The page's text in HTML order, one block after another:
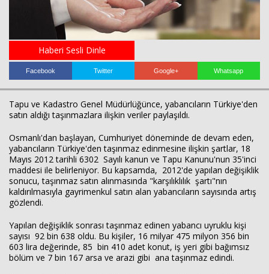
Haberi Sesli Dinle
Facebook Twitter Google+ Whatsapp
Tapu ve Kadastro Genel Müdürlüğünce, yabancıların Türkiye'den
satın aldığı taşınmazlara ilişkin veriler paylaşıldı.
Osmanlı'dan başlayan, Cumhuriyet döneminde de devam eden,
yabancıların Türkiye'den taşınmaz edinmesine ilişkin şartlar, 18
Mayıs 2012 tarihli 6302 Sayılı kanun ve Tapu Kanunu'nun 35'inci
maddesi ile belirleniyor. Bu kapsamda, 2012'de yapılan değişiklik
sonucu, taşınmaz satın alınmasında "karşılıklılık şartı"nın
kaldırılmasıyla gayrimenkul satın alan yabancıların sayısında artış
gözlendi.
Yapılan değişiklik sonrası taşınmaz edinen yabancı uyruklu kişi
sayısı 92 bin 638 oldu. Bu kişiler, 16 milyar 475 milyon 356 bin
603 lira değerinde, 85 bin 410 adet konut, iş yeri gibi bağımsız
bölüm ve 7 bin 167 arsa ve arazi gibi ana taşınmaz edindi.